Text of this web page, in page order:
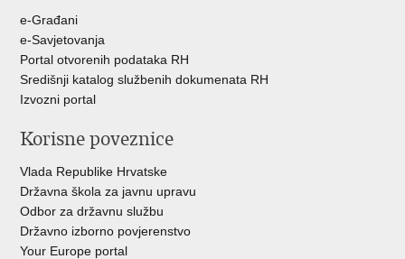
e-Građani
e-Savjetovanja
Portal otvorenih podataka RH
Središnji katalog službenih dokumenata RH
Izvozni portal
Korisne poveznice
Vlada Republike Hrvatske
Državna škola za javnu upravu
Odbor za državnu službu
Državno izborno povjerenstvo
Your Europe portal